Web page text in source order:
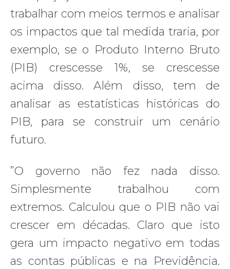
trabalhar com meios termos e analisar
os impactos que tal medida traria, por
exemplo, se o Produto Interno Bruto
(PIB) crescesse 1%, se crescesse
acima disso. Além disso, tem de
analisar as estatísticas históricas do
PIB, para se construir um cenário
futuro.
”O governo não fez nada disso.
Simplesmente trabalhou com
extremos. Calculou que o PIB não vai
crescer em décadas. Claro que isto
gera um impacto negativo em todas
as contas públicas e na Previdência.